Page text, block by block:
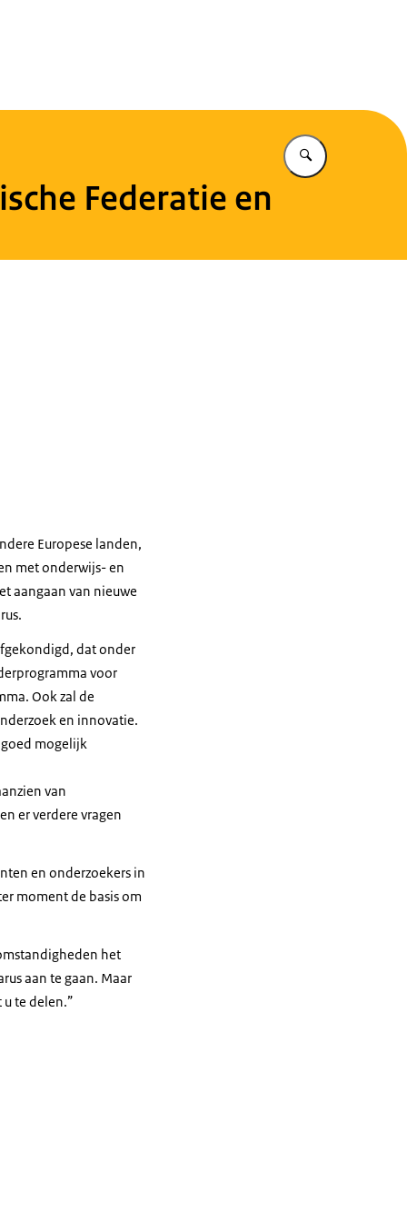
Vul in wat u
Federatie en
Europese landen,
met onderwijs- en
aangaan van nieuwe
dat onder
voor
Ook zal de
en innovatie.
mogelijk
van
er verdere vragen
en onderzoekers in
moment de basis om
het
aan te gaan. Maar
te delen.”